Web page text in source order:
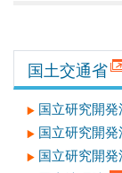
国土交通省
国立研究開
国立研究開
国立研究開